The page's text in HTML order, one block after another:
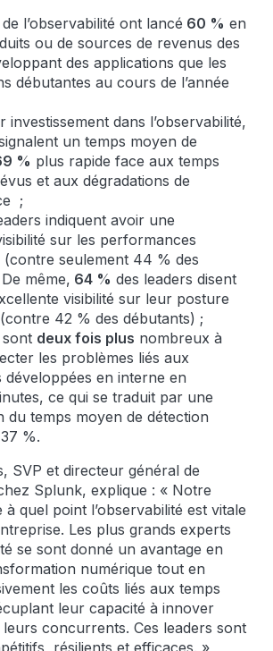
l’observabilité ont lancé 60 % en
ou de sources de revenus des
des applications que les
débutantes au cours de l’année
investissement dans l’observabilité,
un temps moyen de
% plus rapide face aux temps
et aux dégradations de
;
indiquent avoir une
sur les performances
(contre seulement 44 % des
même, 64 % des leaders disent
visibilité sur leur posture
42 % des débutants) ;
sont deux fois plus nombreux à
les problèmes liés aux
développées en interne en
ce qui se traduit par une
du temps moyen de détection
%.
SVP et directeur général de
Splunk, explique : « Notre
quel point l’observabilité est vitale
Les plus grands experts
se sont donné un avantage en
numérique tout en
les coûts liés aux temps
leur capacité à innover
leurs concurrents. Ces leaders sont
résilients et efficaces. »